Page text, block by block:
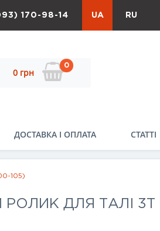
170-98-14 UA RU
0 грн
0
ДОСТАВКА І ОПЛАТА СТАТТІ
105)
ДЛЯ ТАЛІ 3Т